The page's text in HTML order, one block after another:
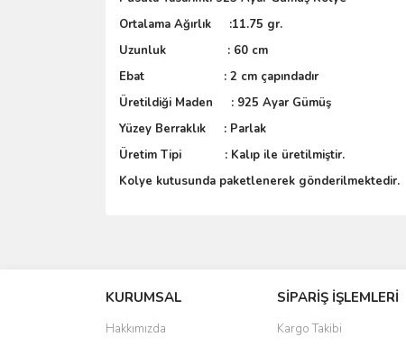
Ortalama Ağırlık :11.75 gr.
Uzunluk : 60 cm
Ebat : 2 cm çapındadır
Üretildiği Maden : 925 Ayar Gümüş
Yüzey Berraklık : Parlak
Üretim Tipi : Kalıp ile üretilmiştir.
Kolye kutusunda paketlenerek gönderilmektedir.
Ürün resmi kalitesiz, bozuk veya görüntülenemiyor.
Ürün açıklamasında eksik bilgiler bulunuyor.
KURUMSAL
Hakkımızda
SİPARİŞ İŞLEMLERİ
Kargo Takibi